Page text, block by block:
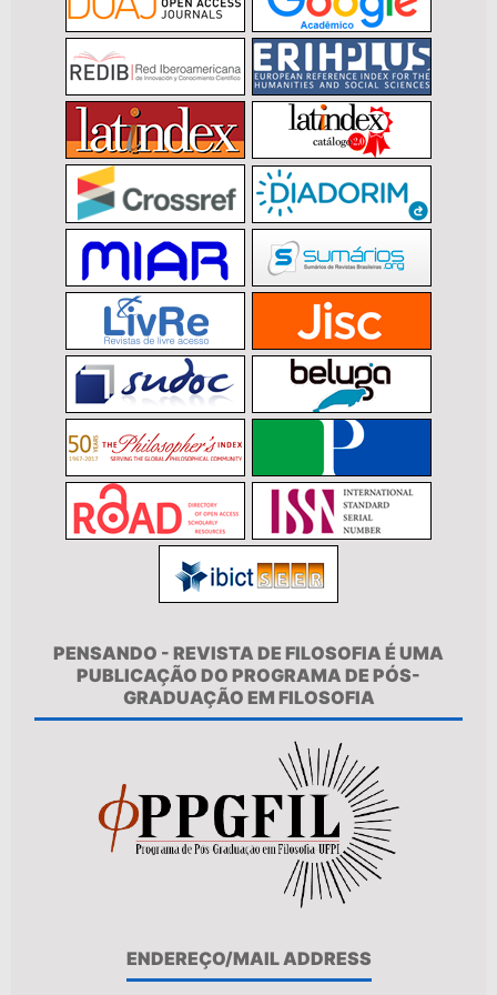
PENSANDO - REVISTA DE FILOSOFIA É UMA
PUBLICAÇÃO DO PROGRAMA DE PÓS-
GRADUAÇÃO EM FILOSOFIA
ENDEREÇO/MAIL ADDRESS